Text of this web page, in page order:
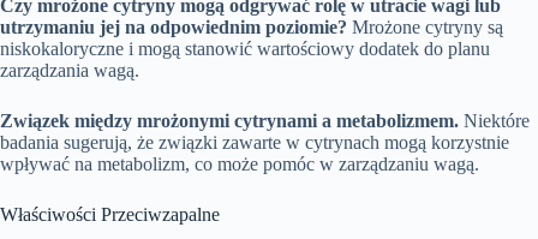
m
e
g
s
r
e
e
Czy mrożone cytryny mogą odgrywać rolę w utracie wagi lub
utrzymaniu jej na odpowiednim poziomie? Mrożone cytryny są
niskokaloryczne i mogą stanowić wartościowy dodatek do planu
zarządzania wagą.
Związek między mrożonymi cytrynami a metabolizmem. Niektóre
badania sugerują, że związki zawarte w cytrynach mogą korzystnie
wpływać na metabolizm, co może pomóc w zarządzaniu wagą.
Właściwości Przeciwzapalne